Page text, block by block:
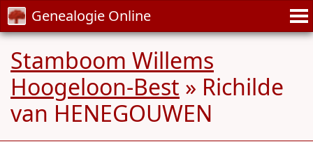
Genealogie Online
Stamboom Willems
Hoogeloon-Best » Richilde
van HENEGOUWEN